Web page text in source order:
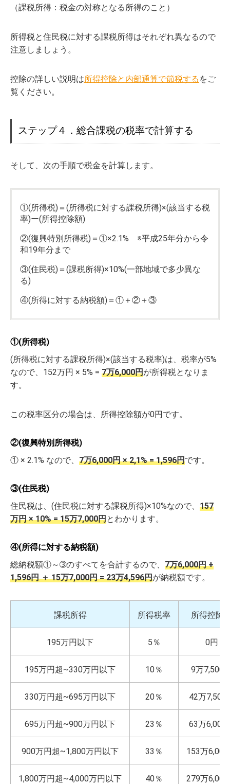
（課税所得：税金の対称となる所得のこと）
所得税と住民税に対する課税所得はそれぞれ異なるので
注意しましょう。
控除の詳しい説明は所得控除と内部通算で節税する をご
覧ください。
ステップ４．総合課税の税率で計算する
そして、次の手順で税金を計算します。
①(所得税)＝(所得税に対する課税所得)×(該当する税
率)ー(所得控除額)
②(復興特別所得税)＝①×2.1% ※平成25年分から令
和19年分まで
③(住民税)＝(課税所得)×10%(一部地域で多少異な
る)
④(所得に対する納税額)＝①＋②＋③
①(所得税)
(所得税に対する課税所得)×(該当する税率)は、税率が5%
なので、152万円 × 5% = 7万6,000円が所得税となりま
す。
この税率区分の場合は、所得控除額が0円です。
②(復興特別所得税)
① × 2.1% なので、 7万6,000円 × 2,1% = 1,596円です。
③(住民税)
住民税は、(住民税に対する課税所得)×10%なので、 157
万円 × 10% = 15万7,000円とわかります。
④(所得に対する納税額)
総納税額①～➂のすべてを合計するので、 7万6,000円 +
1,596円＋ 15万7,000円 = 23万4,596円が納税額です。
課税所得 所得税率 所得控除
195万円以下 5％ 0円
195万円超~330万円以下 10％ 9万7,500
330万円超~695万円以下 20％ 42万7,500
695万円超~900万円以下 23％ 63万6,000
900万円超~1,800万円以下 33％ 153万
1,800万円超~4,000万円以下 40％ 279万